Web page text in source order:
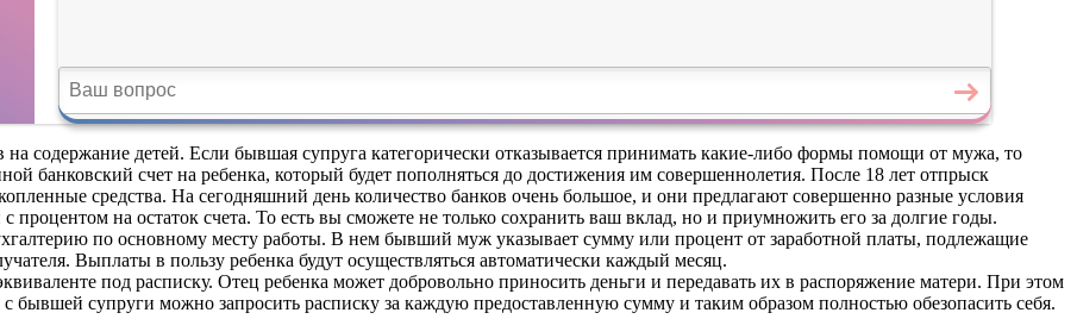
на содержание детей. Если бывшая супруга категорически отказывается принимать какие-либо формы помощи от мужа, то
банковский счет на ребенка, который будет пополняться до достижения им совершеннолетия. После 18 лет отпрыск
средства. На сегодняшний день количество банков очень большое, и они предлагают совершенно разные условия
на остаток счета. То есть вы сможете не только сохранить ваш вклад, но и приумножить его за долгие годы.
по основному месту работы. В нем бывший муж указывает сумму или процент от заработной платы, подлежащие
Выплаты в пользу ребенка будут осуществляться автоматически каждый месяц.
под расписку. Отец ребенка может добровольно приносить деньги и передавать их в распоряжение матери. При этом
бывшей супруги можно запросить расписку за каждую предоставленную сумму и таким образом полностью обезопасить себя.